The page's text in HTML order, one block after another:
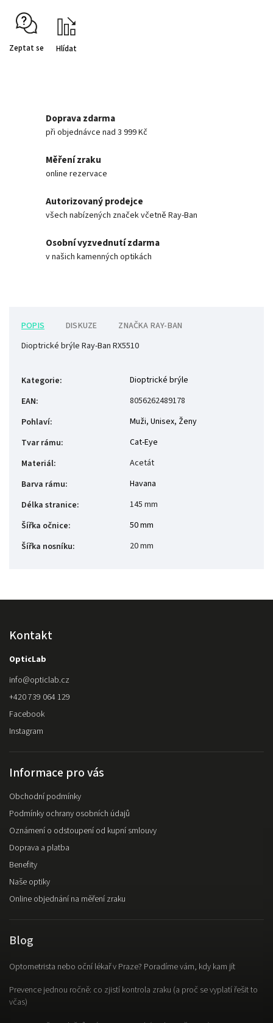
Zeptat se Hlídat
Doprava zdarma
při objednávce nad 3 999 Kč
Měření zraku
online rezervace
Autorizovaný prodejce
všech nabízených značek včetně Ray-Ban
Osobní vyzvednutí zdarma
v našich kamenných optikách
POPIS DISKUZE ZNAČKA RAY-BAN
Dioptrické brýle Ray-Ban RX5510
Kategorie:
Dioptrické brýle
EAN:
8056262489178
Pohlaví: Muži, Unisex, Ženy
Tvar rámu:
Cat-Eye
Materiál:
Acetát
Barva rámu:
Havana
Délka stranice:
145 mm
Šířka očnice:
50 mm
Šířka nosníku: 20 mm
Kontakt
OpticLab
info@opticlab.cz
+420 739 064 129
Facebook
Instagram
Informace pro vás
Obchodní podmínky
Podmínky ochrany osobních údajů
Oznámení o odstoupení od kupní smlouvy
Doprava a platba
Benefity
Naše optiky
Online objednání na měření zraku
Blog
Optometrista nebo oční lékař v Praze? Poradíme vám, kdy kam jít
Prevence jednou ročně: co zjistí kontrola zraku (a proč se vyplatí řešit to
včas)